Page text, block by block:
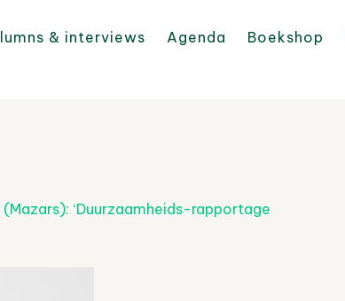
& interviews Agenda Boekshop
(Mazars): ‘Duurzaamheids-rapportage